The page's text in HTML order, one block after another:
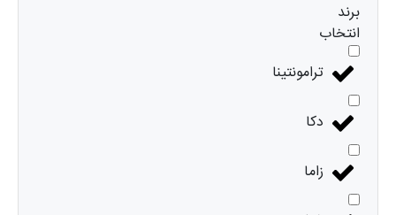
برند
انتخاب
ترامونتینا
دکا
زاما